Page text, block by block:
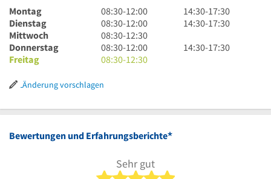
Montag
8
Uhr
30
bis
12
08:30-12:00
14
Uhr
bis
14:30-17:30
Dienstag
8
Uhr
30
bis
Uhr
08:30-12:00
14
30
14:30-17:30
Mittwoch
8
Uhr
30
12
30
08:30-12:30
Donnerstag
8
Uhr
bis
Uhr
08:30-12:00
14
Uhr
14:30-17:30
Freitag
8
30
12
30
08:30-12:30
Änderung vorschlagen
Bewertungen und Erfahrungsberichte*
Sehr gut
5 von 5 Sternen